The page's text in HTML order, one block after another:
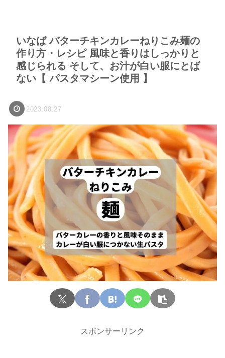
いなば バターチキンカレーねりこみ麺の
作り方・レシピ 風味と香りはしっかりと
感じられる そして、お汁が白い服にとば
ない【 パスタマシーン使用 】
2023.08.27
スポンサーリンク